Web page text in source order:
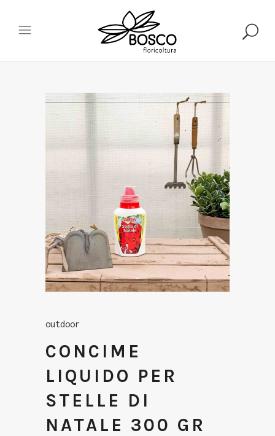
outdoor
CONCIME
LIQUIDO PER
STELLE DI
NATALE 300 GR